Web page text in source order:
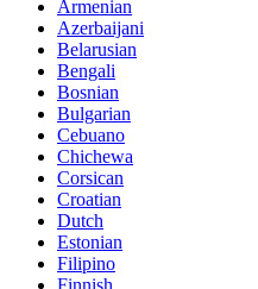
Armenian
Azerbaijani
Belarusian
Bengali
Bosnian
Bulgarian
Cebuano
Chichewa
Corsican
Croatian
Dutch
Estonian
Filipino
Finnish